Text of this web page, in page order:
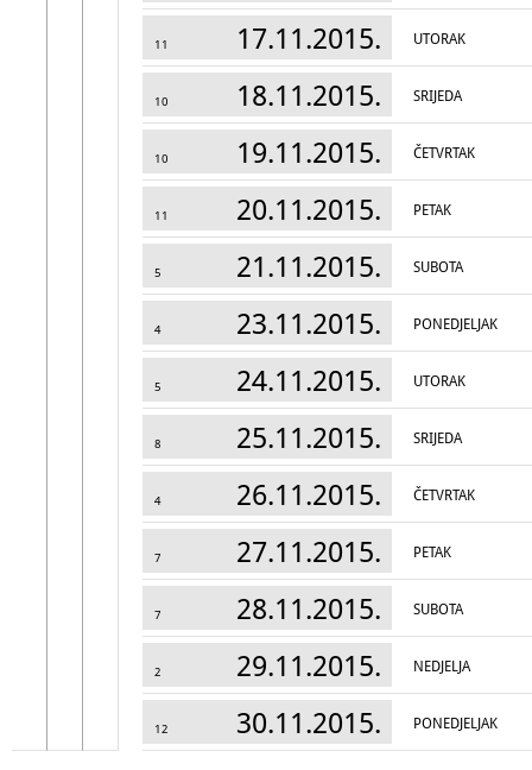
11 17.11.2015. UTORAK
10 18.11.2015. SRIJEDA
10 19.11.2015. ČETVRTAK
11 20.11.2015. PETAK
5 21.11.2015. SUBOTA
4 23.11.2015. PONEDJELJAK
5 24.11.2015. UTORAK
8 25.11.2015. SRIJEDA
4 26.11.2015. ČETVRTAK
7 27.11.2015. PETAK
7 28.11.2015. SUBOTA
2 29.11.2015. NEDJELJA
12 30.11.2015. PONEDJELJAK